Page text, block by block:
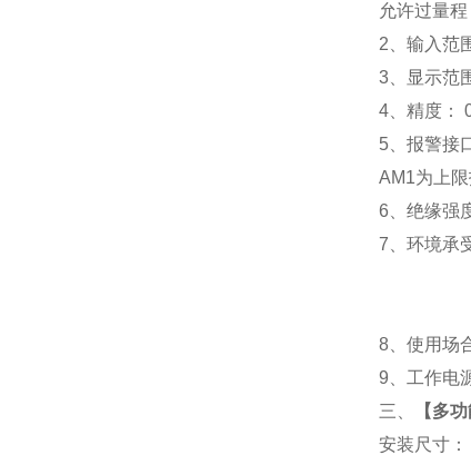
允许过量
2 、输入范
3
显示范
4 、精度：
5
报警接
AM1为上
6
绝缘
7
环境
8 、使用
9 、工作电
三、
【多
安装尺寸：